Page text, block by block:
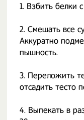
1. Взбить белки
2. Смешать все
Аккуратно
пышность.
3. Переложить
отсадить тесто
4. Выпекать в